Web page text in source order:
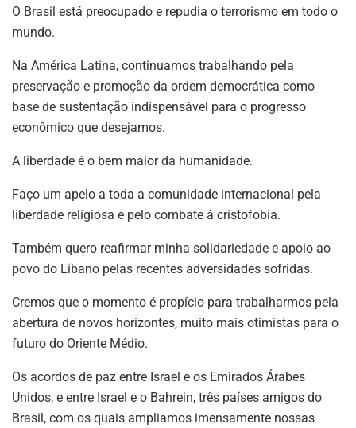
O Brasil está preocupado e repudia o terrorismo em todo o
mundo.
Na América Latina, continuamos trabalhando pela
preservação e promoção da ordem democrática como
base de sustentação indispensável para o progresso
econômico que desejamos.
A liberdade é o bem maior da humanidade.
Faço um apelo a toda a comunidade internacional pela
liberdade religiosa e pelo combate à cristofobia.
Também quero reafirmar minha solidariedade e apoio ao
povo do Líbano pelas recentes adversidades sofridas.
Cremos que o momento é propício para trabalharmos pela
abertura de novos horizontes, muito mais otimistas para o
futuro do Oriente Médio.
Os acordos de paz entre Israel e os Emirados Árabes
Unidos, e entre Israel e o Bahrein, três países amigos do
Brasil, com os quais ampliamos imensamente nossas